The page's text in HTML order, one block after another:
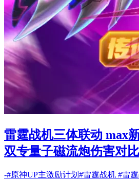
雷霆战机三体联动 max
双专量子磁流炮伤害对比
-#原神UP主激励计划#雷霆战机 #雷